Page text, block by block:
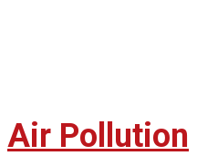
Air Pollution